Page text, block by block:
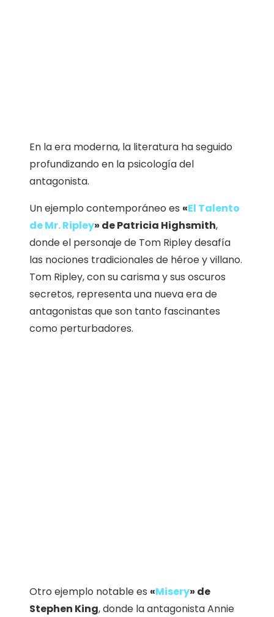
En la era moderna, la literatura ha seguido
profundizando en la psicología del
antagonista.
Un ejemplo contemporáneo es «El Talento
de Mr. Ripley» de Patricia Highsmith,
donde el personaje de Tom Ripley desafía
las nociones tradicionales de héroe y villano.
Tom Ripley, con su carisma y sus oscuros
secretos, representa una nueva era de
antagonistas que son tanto fascinantes
como perturbadores.
Otro ejemplo notable es «Misery» de
Stephen King, donde la antagonista Annie